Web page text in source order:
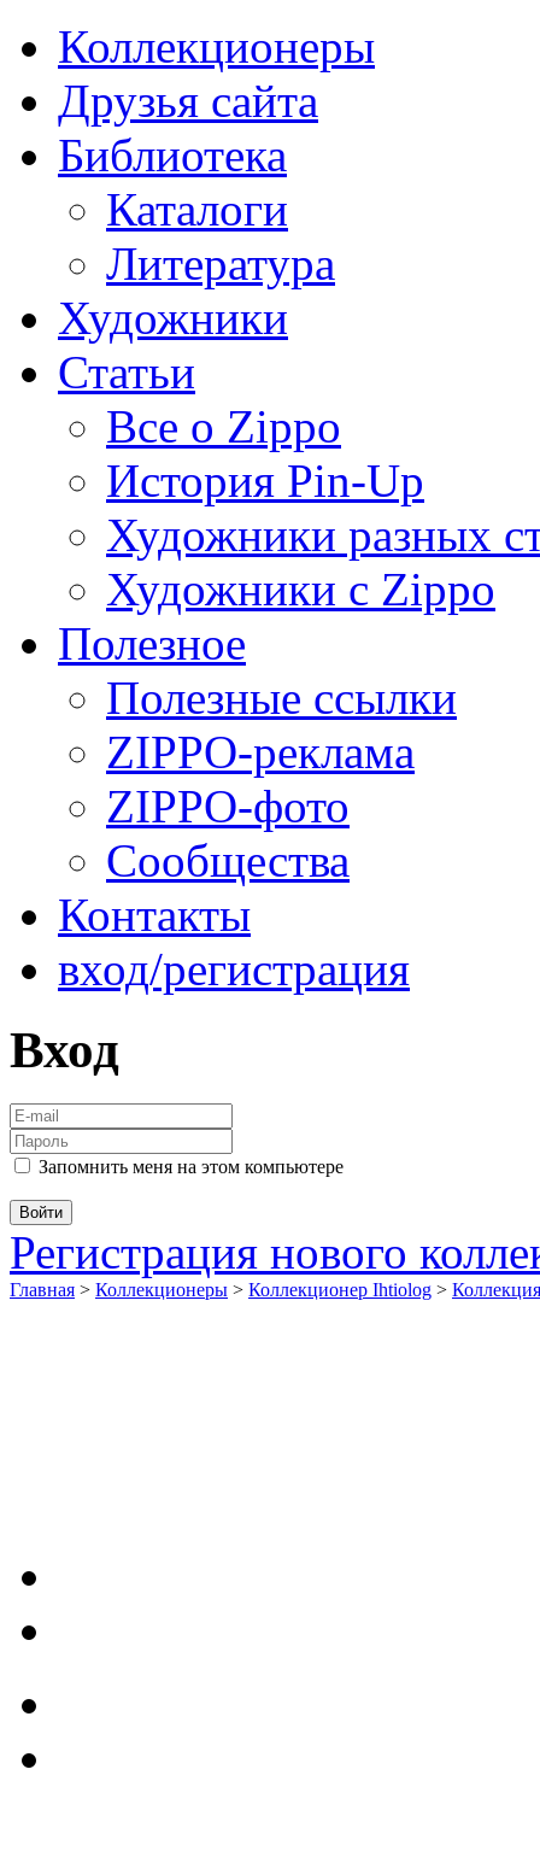
Коллекционеры
Друзья сайта
Библиотека
Каталоги
Литература
Художники
Статьи
Все о Zippo
История Pin-Up
Художники разных
Художники с Zippo
Полезное
Полезные ссылки
ZIPPO-реклама
ZIPPO-фото
Сообщества
Контакты
вход/регистрация
Вход
Запомнить меня на этом компьютере
Регистрация нового
Главная > Коллекционеры > Коллекционер Ihtiolog >